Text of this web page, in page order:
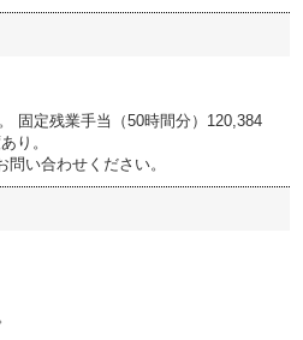
固定残業手当（50時間分）120,384
り。
い合わせください。